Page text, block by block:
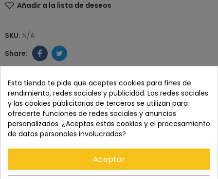
Añadir a la lista de deseos
SKU: N/A
Paga con tranquilidad en nuestro TPV virtual 100%
seguro.
Los pedidos se entregan en un plazo de 5 a 7 días
laborables.
Recuerda que tienes 15 días, desde la recepción
del pedido, para solicitar la devolución.
Esta tienda te pide que aceptes cookies para fines de
rendimiento, redes sociales y publicidad. Las redes sociales
y las cookies publicitarias de terceros se utilizan para
ofrecerte funciones de redes sociales y anuncios
personalizados. ¿Aceptas estas cookies y el procesamiento
de datos personales involucrados?
Aceptar